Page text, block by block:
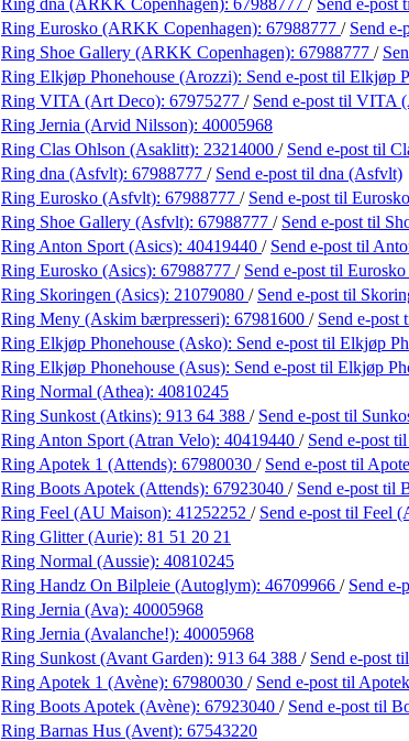
Ring Eurosko (ARKK Copenhagen): 67988777 / Send e-
Ring Shoe Gallery (ARKK Copenhagen): 67988777 /
Ring Elkjøp Phonehouse (Arozzi): Send e-post til Elkjøp
Ring VITA (Art Deco): 67975277 / Send e-post til VITA
Ring Jernia (Arvid Nilsson): 40005968
Ring Clas Ohlson (Asaklitt): 23214000 / Send e-post til
Ring dna (Asfvlt): 67988777 / Send e-post til dna (Asfvlt)
Ring Eurosko (Asfvlt): 67988777 / Send e-post til
Ring Shoe Gallery (Asfvlt): 67988777 / Send e-post til
Ring Anton Sport (Asics): 40419440 / Send e-post til
Ring Eurosko (Asics): 67988777 / Send e-post til
Ring Skoringen (Asics): 21079080 / Send e-post til
Ring Meny (Askim bærpresseri): 67981600 / Send e-post
Ring Elkjøp Phonehouse (Asko): Send e-post til Elkjøp
Ring Elkjøp Phonehouse (Asus): Send e-post til Elkjøp
Ring Normal (Athea): 40810245
Ring Sunkost (Atkins): 913 64 388 / Send e-post til
Ring Anton Sport (Atran Velo): 40419440 / Send e-post til
Ring Apotek 1 (Attends): 67980030 / Send e-post til
Ring Boots Apotek (Attends): 67923040 / Send e-post til
Ring Feel (AU Maison): 41252252 / Send e-post til Feel
Ring Glitter (Aurie): 81 51 20 21
Ring Normal (Aussie): 40810245
Ring Handz On Bilpleie (Autoglym): 46709966 / Send e-
Ring Jernia (Ava): 40005968
Ring Jernia (Avalanche!): 40005968
Ring Sunkost (Avant Garden): 913 64 388 / Send e-post
Ring Apotek 1 (Avène): 67980030 / Send e-post til
Ring Boots Apotek (Avène): 67923040 / Send e-post til
Ring Barnas Hus (Avent): 67543220